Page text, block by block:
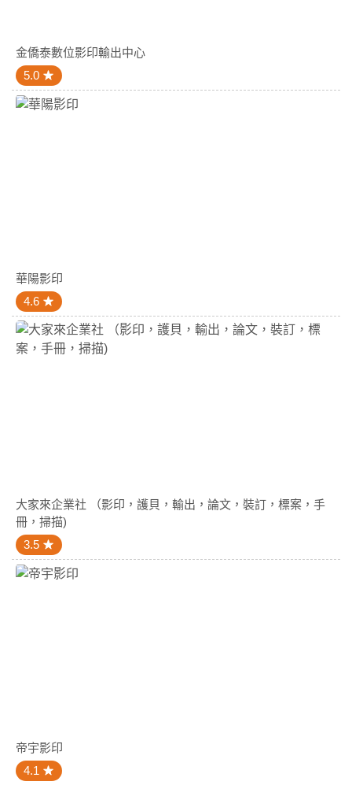
金僑泰數位影印輸出中心
5.0
華陽影印
4.6
大家來企業社 （影印，護貝，輸出，論文，裝訂，標案，手
冊，掃描)
3.5
帝宇影印
4.1